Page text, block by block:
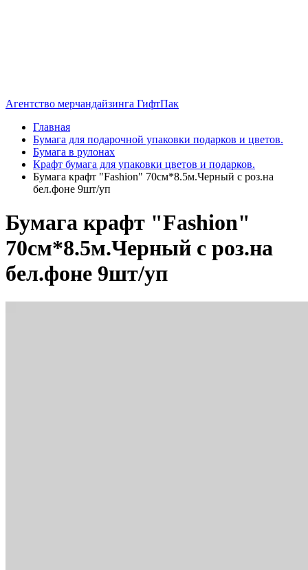
Агентство мерчандайзинга ГифтПак
Главная
Бумага для подарочной упаковки подарков и цветов.
Бумага в рулонах
Крафт бумага для упаковки цветов и подарков.
Бумага крафт "Fashion" 70см*8.5м.Черный с роз.на
бел.фоне 9шт/уп
Бумага крафт "Fashion"
70см*8.5м.Черный с роз.на
бел.фоне 9шт/уп